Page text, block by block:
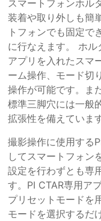
スマートフォンホル
装着や取り外しも簡
トフォンでも固定で
に行なえます。 ホル
アプリを入れたスマ
ーム操作、モード切
操作が可能です。ま
標準三脚穴には一般
拡張性を備えています
撮影操作に使用する
してスマートフォ
設定を行わずとも専
す。PI CTAR専用ア
プリセットモードを
モードを選択するだ